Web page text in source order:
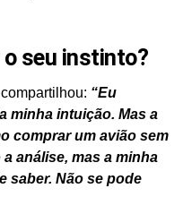
o seu instinto?
“Eu
minha intuição. Mas a
comprar um avião sem
análise, mas a minha
saber. Não se pode